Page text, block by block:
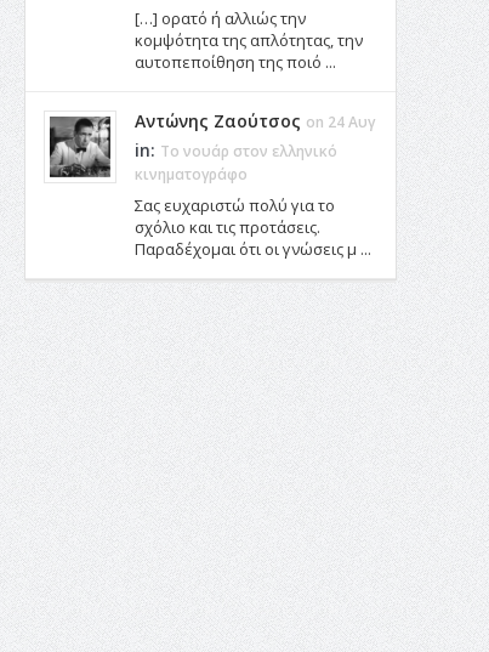
[…] ορατό ή αλλιώς την
κομψότητα της απλότητας, την
αυτοπεποίθηση της ποιό ...
Αντώνης Ζαούτσος on 24 Αυγ
in: Το νουάρ στον ελληνικό
κινηματογράφο
Σας ευχαριστώ πολύ για το
σχόλιο και τις προτάσεις.
Παραδέχομαι ότι οι γνώσεις μ ...